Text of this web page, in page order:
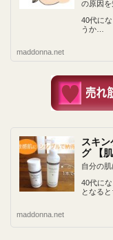
の原因を
40代に
うか…
maddonna.net
スキ
グ 【
自分の
40代に
となる
maddonna.net